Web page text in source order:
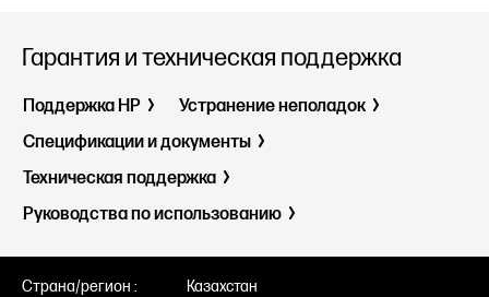
Гарантия и техническая поддержка
Поддержка HP
Устранение неполадок
Спецификации и документы
Техническая поддержка
Руководства по использованию
Страна/регион : Казахстан